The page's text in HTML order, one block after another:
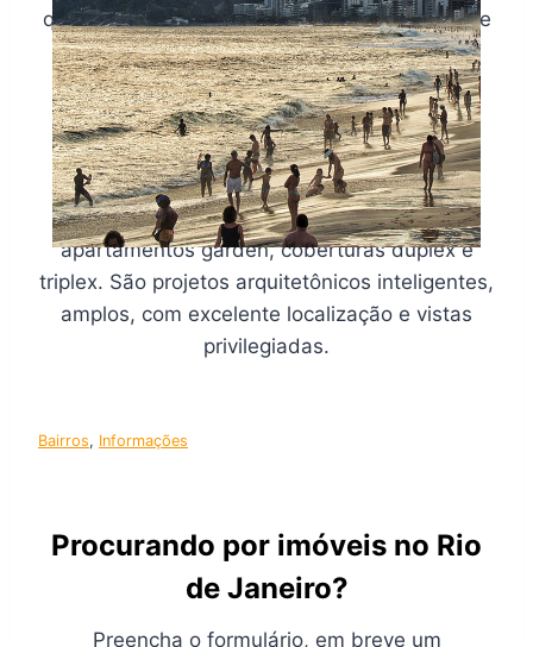
que contemplam segurança total, facilidades e
diversas comodidades. Ou seja, o bairro é a
escolha perfeita!
Há diversas opções de imóveis com
acabamentos de alto padrão em nosso site,
contando com apartamentos “tipo”,
apartamentos garden, coberturas duplex e
triplex. São projetos arquitetônicos inteligentes,
amplos, com excelente localização e vistas
privilegiadas.
Bairros, Informações
Procurando por imóveis no Rio
de Janeiro?
Preencha o formulário, em breve um